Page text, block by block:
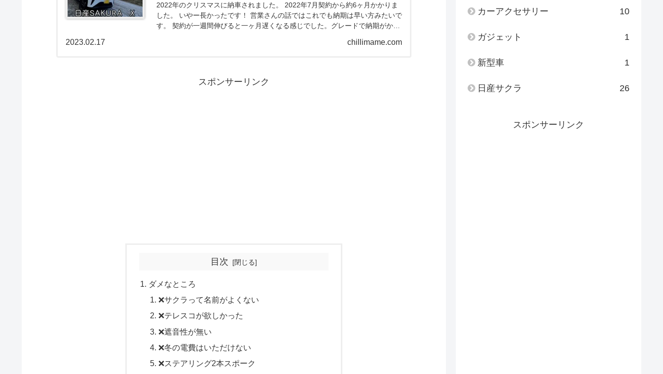
2022年のクリスマスに納車されました。 2022年7月契約から約6ヶ月かかりま
した。 いやー長かったです！ 営業さんの話ではこれでも納期は早い方みたいで
す。 契約が一週間伸びると一ヶ月遅くなる感じでした。グレードで納期がかな
chillimame.com
2023.02.17
スポンサーリンク
目次
ダメなところ
❌サクラって名前がよくない
❌テレスコが欲しかった
❌遮音性が無い
❌冬の電費はいただけない
❌ステアリング2本スポーク
カーアクセサリー 10
ガジェット 1
新型車 1
日産サクラ 26
スポンサーリンク